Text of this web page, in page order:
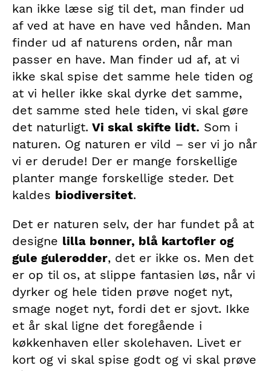
kan ikke læse sig til det, man finder ud
af ved at have en have ved hånden. Man
finder ud af naturens orden, når man
passer en have. Man finder ud af, at vi
ikke skal spise det samme hele tiden og
at vi heller ikke skal dyrke det samme,
det samme sted hele tiden, vi skal gøre
det naturligt. Vi skal skifte lidt. Som i
naturen. Og naturen er vild – ser vi jo når
vi er derude! Der er mange forskellige
planter mange forskellige steder. Det
kaldes biodiversitet.
Det er naturen selv, der har fundet på at
designe lilla bønner, blå kartofler og
gule gulerødder, det er ikke os. Men det
er op til os, at slippe fantasien løs, når vi
dyrker og hele tiden prøve noget nyt,
smage noget nyt, fordi det er sjovt. Ikke
et år skal ligne det foregående i
køkkenhaven eller skolehaven. Livet er
kort og vi skal spise godt og vi skal prøve